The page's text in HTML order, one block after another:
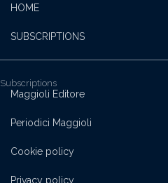
HOME
SUBSCRIPTIONS
Subscriptions
Maggioli Editore
Periodici Maggioli
Cookie policy
Privacy policy